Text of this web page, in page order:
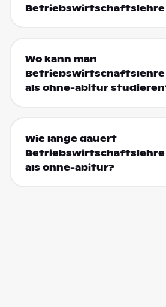
Betriebswirtschaftslehre
Wo kann man
Betriebswirtschaftslehre
als ohne-abitur
Wie lange dauert
Betriebswirtschaftslehre
als ohne-abitur?